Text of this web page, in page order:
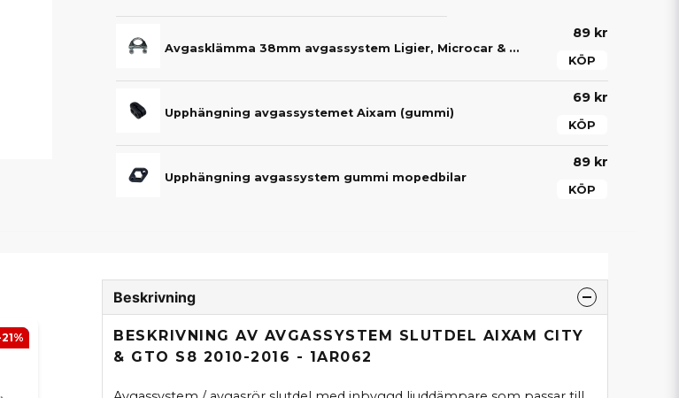
Avgasklämma 38mm avgassystem Ligier, Microcar & Chatenet mopedbil
89 kr
KÖP
Upphängning avgassystemet Aixam (gummi)
69 kr
KÖP
Upphängning avgassystem gummi mopedbilar
89 kr
KÖP
Beskrivning
BESKRIVNING AV AVGASSYSTEM SLUTDEL AIXAM CITY
& GTO S8 2010-2016 - 1AR062